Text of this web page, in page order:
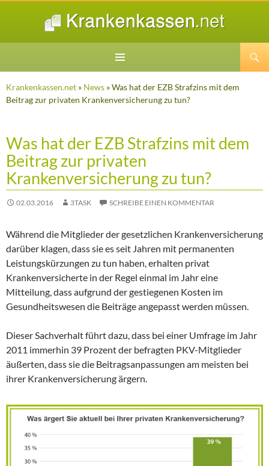
SPRINGEN
Krankenkassen.net » News » Was hat der EZB Strafzins mit dem
Beitrag zur privaten Krankenversicherung zu tun?
Was hat der EZB Strafzins mit dem
Beitrag zur privaten
Krankenversicherung zu tun?
02.03.2016 3TASK SCHREIBE EINEN KOMMENTAR
Während die Mitglieder der gesetzlichen Krankenversicherung
darüber klagen, dass sie es seit Jahren mit permanenten
Leistungskürzungen zu tun haben, erhalten privat
Krankenversicherte in der Regel einmal im Jahr eine
Mitteilung, dass aufgrund der gestiegenen Kosten im
Gesundheitswesen die Beiträge angepasst werden müssen.
Dieser Sachverhalt führt dazu, dass bei einer Umfrage im Jahr
2011 immerhin 39 Prozent der befragten PKV-Mitglieder
äußerten, dass sie die Beitragsanpassungen am meisten bei
ihrer Krankenversicherung ärgern.